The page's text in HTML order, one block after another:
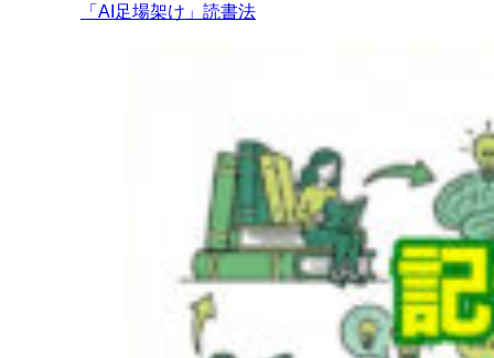
「AI足場架け」読書法